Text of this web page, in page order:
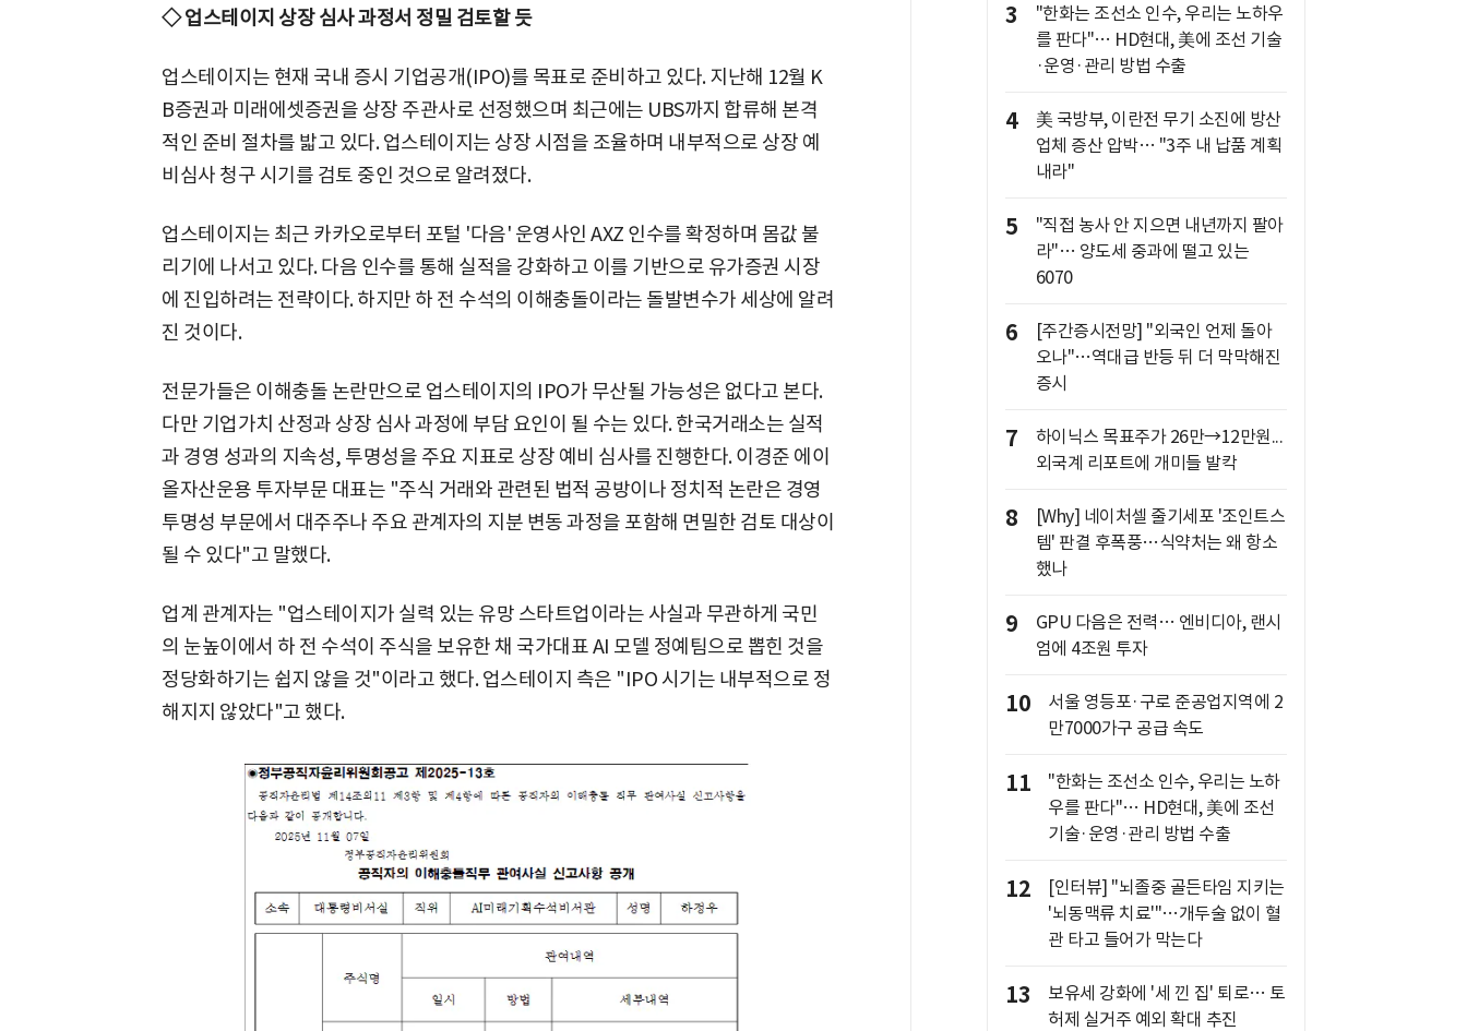
◇ 업스테이지 상장 심사 과정서 정밀 검토할 듯
업스테이지는 현재 국내 증시 기업공개(IPO)를 목표로 준비하고 있다. 지난해 12월 K
B증권과 미래에셋증권을 상장 주관사로 선정했으며 최근에는 UBS까지 합류해 본격
적인 준비 절차를 밟고 있다. 업스테이지는 상장 시점을 조율하며 내부적으로 상장 예
비심사 청구 시기를 검토 중인 것으로 알려졌다.
업스테이지는 최근 카카오로부터 포털 '다음' 운영사인 AXZ 인수를 확정하며 몸값 불
리기에 나서고 있다. 다음 인수를 통해 실적을 강화하고 이를 기반으로 유가증권 시장
에 진입하려는 전략이다. 하지만 하 전 수석의 이해충돌이라는 돌발변수가 세상에 알려
진 것이다.
전문가들은 이해충돌 논란만으로 업스테이지의 IPO가 무산될 가능성은 없다고 본다.
다만 기업가치 산정과 상장 심사 과정에 부담 요인이 될 수는 있다. 한국거래소는 실적
과 경영 성과의 지속성, 투명성을 주요 지표로 상장 예비 심사를 진행한다. 이경준 에이
올자산운용 투자부문 대표는 "주식 거래와 관련된 법적 공방이나 정치적 논란은 경영
투명성 부문에서 대주주나 주요 관계자의 지분 변동 과정을 포함해 면밀한 검토 대상이
될 수 있다"고 말했다.
업계 관계자는 "업스테이지가 실력 있는 유망 스타트업이라는 사실과 무관하게 국민
의 눈높이에서 하 전 수석이 주식을 보유한 채 국가대표 AI 모델 정예팀으로 뽑힌 것을
정당화하기는 쉽지 않을 것"이라고 했다. 업스테이지 측은 "IPO 시기는 내부적으로 정
해지지 않았다"고 했다.
3
"한화는 조선소 인수, 우리는 노하우
를 판다"… HD현대, 美에 조선 기술
·운영·관리 방법 수출
4
美 국방부, 이란전 무기 소진에 방산
업체 증산 압박… "3주 내 납품 계획
내라"
5
"직접 농사 안 지으면 내년까지 팔아
라"… 양도세 중과에 떨고 있는
6070
6
[주간증시전망] "외국인 언제 돌아
오나"…역대급 반등 뒤 더 막막해진
증시
7
하이닉스 목표주가 26만→12만원...
외국계 리포트에 개미들 발칵
8
[Why] 네이처셀 줄기세포 '조인트스
템' 판결 후폭풍…식약처는 왜 항소
했나
9
GPU 다음은 전력… 엔비디아, 랜시
엄에 4조원 투자
10
서울 영등포·구로 준공업지역에 2
만7000가구 공급 속도
11
"한화는 조선소 인수, 우리는 노하
우를 판다"… HD현대, 美에 조선
기술·운영·관리 방법 수출
12
[인터뷰] "뇌졸중 골든타임 지키는
'뇌동맥류 치료'"…개두술 없이 혈
관 타고 들어가 막는다
13
보유세 강화에 '세 낀 집' 퇴로… 토
허제 실거주 예외 확대 추진